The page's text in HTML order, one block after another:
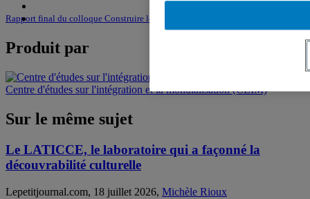
Rapport final du colloque Construire les Amériques
Produit par
Centre d'études sur l'intégration et la mondialisation (CEIM)
Sur le même sujet
Le LATICCE, le laboratoire qui a façonné la
découvrabilité culturelle
Lepetitjournal.com, 18 juillet 2026, Michèle Rioux